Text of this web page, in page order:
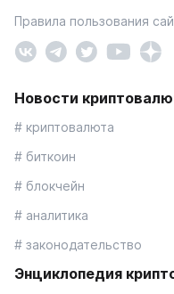
Правила пользования
Новости
# криптовалюта
# биткоин
# блокчейн
# аналитика
# законодательство
Энциклопедия